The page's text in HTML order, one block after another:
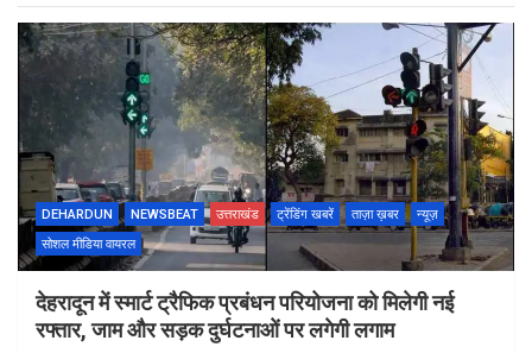
DEHARDUN NEWSBEAT उत्तराखंड ट्रेंडिंग खबरें ताज़ा ख़बर
न्यूज़
सोशल मीडिया वायरल
देहरादून में स्मार्ट ट्रैफिक प्रबंधन परियोजना को मिलेगी नई
रफ्तार, जाम और सड़क दुर्घटनाओं पर लगेगी लगाम